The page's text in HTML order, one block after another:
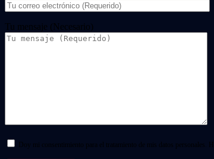
Tu mensaje (Necesario)
Doy mi consentimiento para el tratamiento de mis datos personales.